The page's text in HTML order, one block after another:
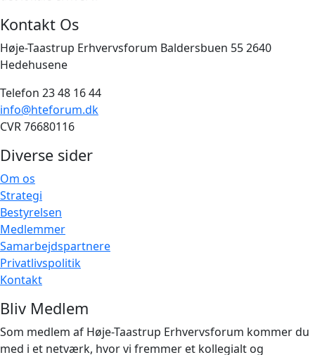
Kontakt Os
Høje-Taastrup Erhvervsforum Baldersbuen 55 2640
Hedehusene
Telefon 23 48 16 44
info@hteforum.dk
CVR 76680116
Diverse sider
Om os
Strategi
Bestyrelsen
Medlemmer
Samarbejdspartnere
Privatlivspolitik
Kontakt
Bliv Medlem
Som medlem af Høje-Taastrup Erhvervsforum kommer du
med i et netværk, hvor vi fremmer et kollegialt og